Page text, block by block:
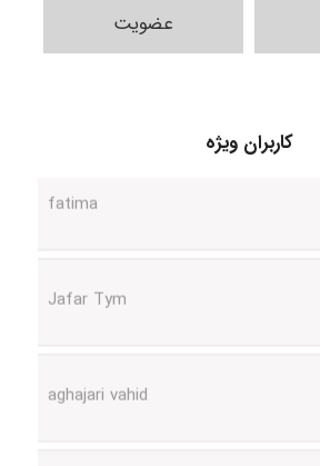
عضویت
کاربران ویژه
A.balandeh
Jafar Tym
aghajari vahid
Poubakhtiari